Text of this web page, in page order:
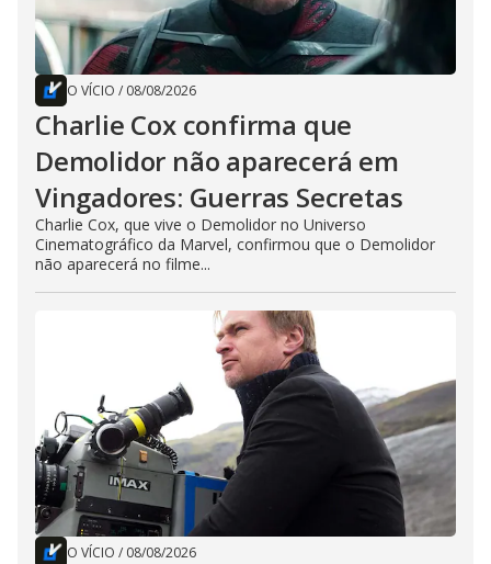
O VÍCIO / 08/08/2026
Charlie Cox confirma que
Demolidor não aparecerá em
Vingadores: Guerras Secretas
Charlie Cox, que vive o Demolidor no Universo
Cinematográfico da Marvel, confirmou que o Demolidor
não aparecerá no filme...
O VÍCIO / 08/08/2026